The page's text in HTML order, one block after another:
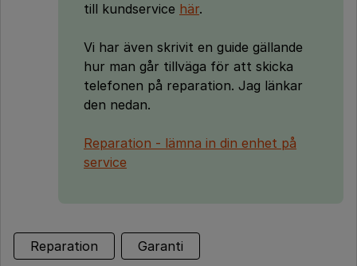
till kundservice här.
Vi har även skrivit en guide gällande
hur man går tillväga för att skicka
telefonen på reparation. Jag länkar
den nedan.
Reparation - lämna in din enhet på
service
Reparation Garanti